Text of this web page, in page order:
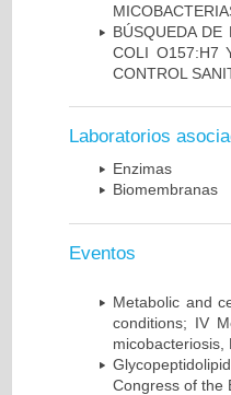
BÚSQUEDA DE
COLI O157:H7
CONTROL
Laboratorios
Enzimas
Biomembranas
Eventos
Metabolic and
conditions; IV
micobacteriosis,
Congress of the